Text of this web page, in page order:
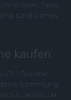
Wissen, Tipps
Card Games
kaufen
Oh! Booster
Sammlung
it.de bist du